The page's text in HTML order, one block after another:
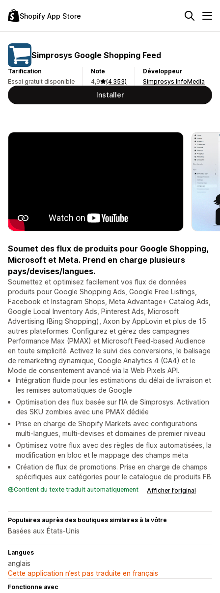
Shopify App Store
Simprosys Google Shopping Feed
Tarification
Essai gratuit disponible
Note
4,9
(4 353)
Développeur
Simprosys InfoMedia
Installer
Soumet des flux de produits pour Google Shopping,
Microsoft et Meta. Prend en charge plusieurs
pays/devises/langues.
Soumettez et optimisez facilement vos flux de données
produits pour Google Shopping Ads, Google Free Listings,
Facebook et Instagram Shops, Meta Advantage+ Catalog Ads,
Google Local Inventory Ads, Pinterest Ads, Microsoft
Advertising (Bing Shopping), Axon by AppLovin et plus de 15
autres plateformes. Configurez et gérez des campagnes
Performance Max (PMAX) et Microsoft Feed-based Audience
en toute simplicité. Activez le suivi des conversions, le balisage
de remarketing dynamique, Google Analytics 4 (GA4) et le
Mode de consentement avancé via la Web Pixels API.
Intégration fluide pour les estimations du délai de livraison et
les remises automatiques de Google
Optimisation des flux basée sur l’IA de Simprosys. Activation
des SKU zombies avec une PMAX dédiée
Prise en charge de Shopify Markets avec configurations
multi-langues, multi-devises et domaines de premier niveau
Optimisez votre flux avec des règles de flux automatisées, la
modification en bloc et le mappage des champs méta
Création de flux de promotions. Prise en charge de champs
spécifiques aux catégories pour le catalogue de produits FB
Contient du texte traduit automatiquement Afficher l’original
Populaires auprès des boutiques similaires à la vôtre
Basées aux États-Unis
Langues
anglais
Cette application n’est pas traduite en français
Fonctionne avec